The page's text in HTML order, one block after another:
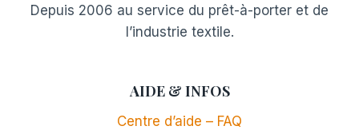
Depuis 2006 au service du prêt-à-porter et de
l’industrie textile.
AIDE & INFOS
Centre d’aide – FAQ